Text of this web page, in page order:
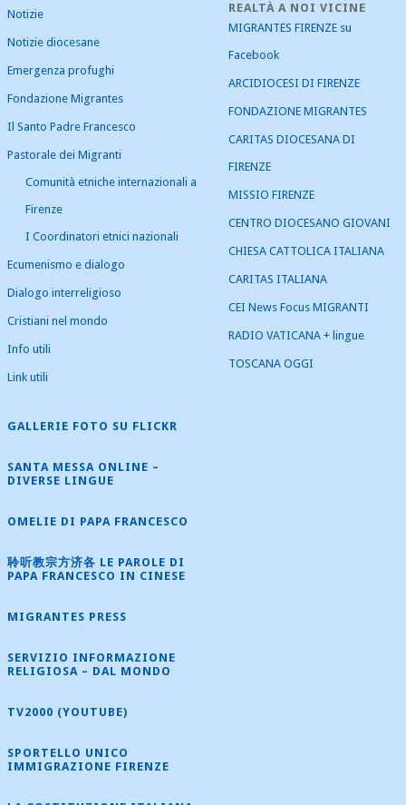
Notizie
Notizie diocesane
Emergenza profughi
Fondazione Migrantes
Il Santo Padre Francesco
Pastorale dei Migranti
Comunità etniche internazionali a
Firenze
I Coordinatori etnici nazionali
Ecumenismo e dialogo
Dialogo interreligioso
Cristiani nel mondo
Info utili
Link utili
GALLERIE FOTO SU FLICKR
SANTA MESSA ONLINE –
DIVERSE LINGUE
OMELIE DI PAPA FRANCESCO
聆听教宗方济各 LE PAROLE DI
PAPA FRANCESCO IN CINESE
MIGRANTES PRESS
SERVIZIO INFORMAZIONE
RELIGIOSA – DAL MONDO
TV2000 (YOUTUBE)
SPORTELLO UNICO
IMMIGRAZIONE FIRENZE
REALTÀ A NOI VICINE
MIGRANTES FIRENZE su
Facebook
ARCIDIOCESI DI FIRENZE
FONDAZIONE MIGRANTES
CARITAS DIOCESANA DI
FIRENZE
MISSIO FIRENZE
CENTRO DIOCESANO GIOVANI
CHIESA CATTOLICA ITALIANA
CARITAS ITALIANA
CEI News Focus MIGRANTI
RADIO VATICANA + lingue
TOSCANA OGGI